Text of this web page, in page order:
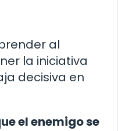
al
la iniciativa
decisiva en
el enemigo se